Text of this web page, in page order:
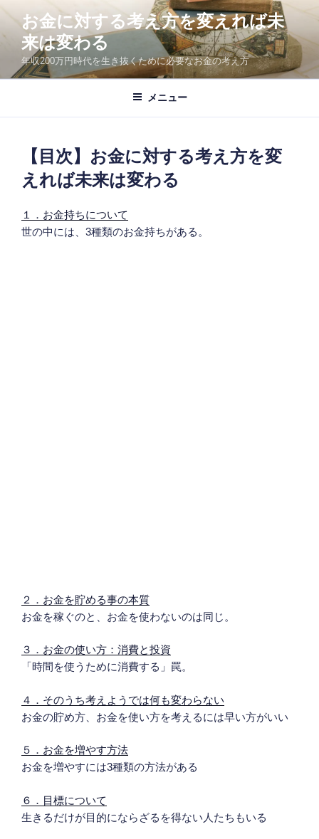
コ
ツ
お金に対する考え方を変えれば未
来は変わる
年収200万円時代を生き抜くために必要なお金の考え方
メニュー
【目次】お金に対する考え方を変
えれば未来は変わる
１．お金持ちについて
世の中には、3種類のお金持ちがある。
２．お金を貯める事の本質
お金を稼ぐのと、お金を使わないのは同じ。
３．お金の使い方：消費と投資
「時間を使うために消費する」罠。
４．そのうち考えようでは何も変わらない
お金の貯め方、お金を使い方を考えるには早い方がいい
５．お金を増やす方法
お金を増やすには3種類の方法がある
６．目標について
生きるだけが目的にならざるを得ない人たちもいる